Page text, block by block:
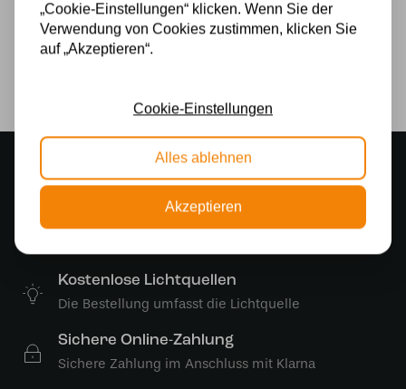
Montage: an Deckenbalken, 3 Lampen im
gewünschten Abstand (40-40 oder 45-45 cm zum
Stimmungsvoller Showroom
500 m2 großes Lampengeschäft in Rijssen
Kostenlose Lichtquellen
Die Bestellung umfasst die Lichtquelle
Sichere Online-Zahlung
Sichere Zahlung im Anschluss mit Klarna
„Cookie-Einstellungen“ klicken. Wenn Sie der
Verwendung von Cookies zustimmen, klicken Sie
auf „Akzeptieren“.
Cookie-Einstellungen
Alles ablehnen
Akzeptieren